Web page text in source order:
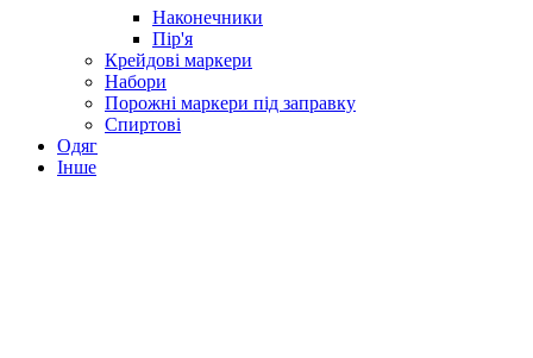
Наконечники
Пір'я
Крейдові маркери
Набори
Порожні маркери під заправку
Спиртові
Одяг
Інше